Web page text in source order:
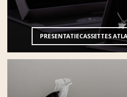
PRESENTATIECASSETTES